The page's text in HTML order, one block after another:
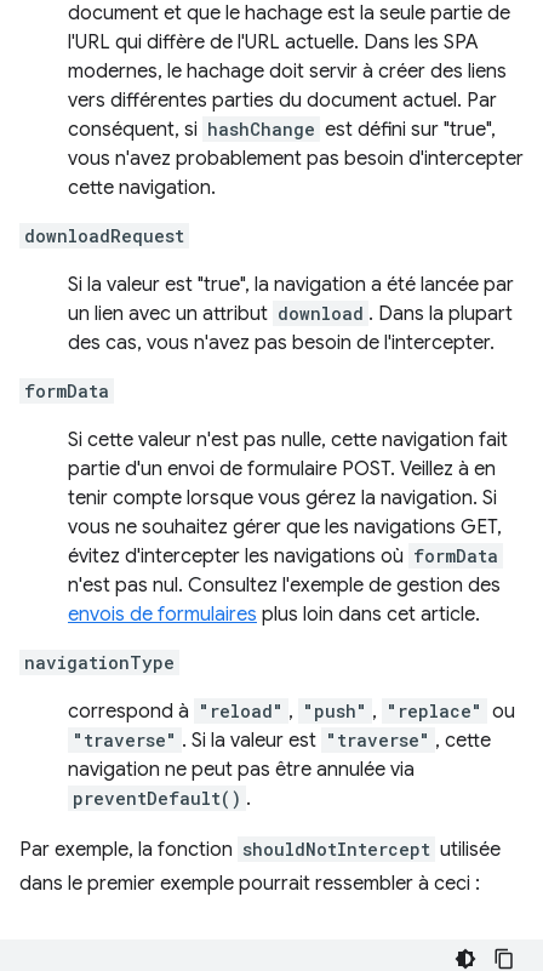
document et que le hachage est la seule partie de
l'URL qui diffère de l'URL actuelle. Dans les SPA
modernes, le hachage doit servir à créer des liens
vers différentes parties du document actuel. Par
conséquent, si hashChange est défini sur "true",
vous n'avez probablement pas besoin d'intercepter
cette navigation.
downloadRequest
Si la valeur est "true", la navigation a été lancée par
un lien avec un attribut download . Dans la plupart
des cas, vous n'avez pas besoin de l'intercepter.
formData
Si cette valeur n'est pas nulle, cette navigation fait
partie d'un envoi de formulaire POST. Veillez à en
tenir compte lorsque vous gérez la navigation. Si
vous ne souhaitez gérer que les navigations GET,
évitez d'intercepter les navigations où formData
n'est pas nul. Consultez l'exemple de gestion des
envois de formulaires plus loin dans cet article.
navigationType
correspond à "reload" , "push" , "replace" ou
"traverse" . Si la valeur est "traverse" , cette
navigation ne peut pas être annulée via
preventDefault() .
Par exemple, la fonction shouldNotIntercept utilisée
dans le premier exemple pourrait ressembler à ceci :